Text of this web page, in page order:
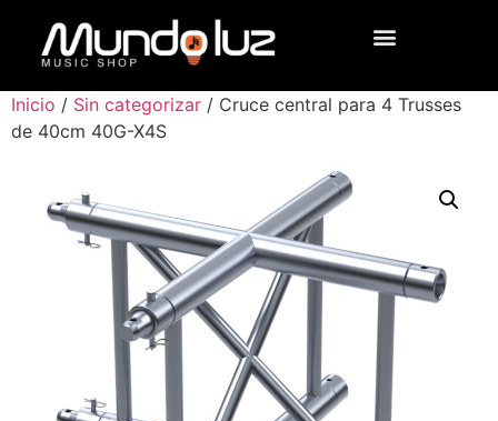
Inicio / Sin categorizar / Cruce central para 4 Trusses
de 40cm 40G-X4S